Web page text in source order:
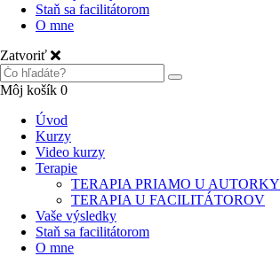
Staň sa facilitátorom
O mne
Zatvoriť
Môj košík 0
Úvod
Kurzy
Video kurzy
Terapie
TERAPIA PRIAMO U AUTORKY
TERAPIA U FACILITÁTOROV
Vaše výsledky
Staň sa facilitátorom
O mne